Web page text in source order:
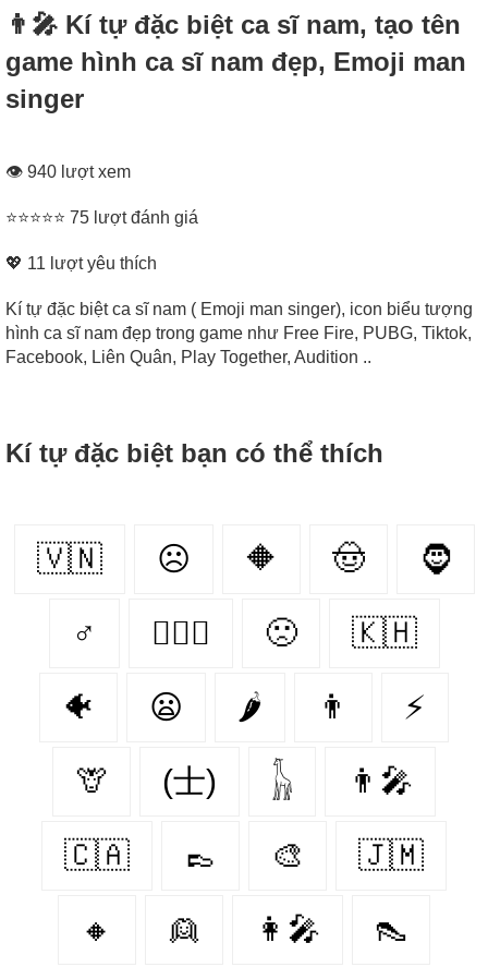
👨‍🎤 Kí tự đặc biệt ca sĩ nam, tạo tên
game hình ca sĩ nam đẹp, Emoji man
singer
👁 940 lượt xem
⭐⭐⭐⭐⭐ 75 lượt đánh giá
💖 11 lượt yêu thích
Kí tự đặc biệt ca sĩ nam ( Emoji man singer), icon biểu tượng
hình ca sĩ nam đẹp trong game như Free Fire, PUBG, Tiktok,
Facebook, Liên Quân, Play Together, Audition ..
Kí tự đặc biệt bạn có thể thích
🇻🇳 ☹ 🔶 🤠 🧔
♂ 👩‍❤️‍👨 🙁 🇰🇭
🐠 😦 🌶 👨 ⚡
🦒 (士) 𓃱 👨‍🎤
🇨🇦 👞 🎨 🇯🇲
🔸 👱 👩‍🎤 👠